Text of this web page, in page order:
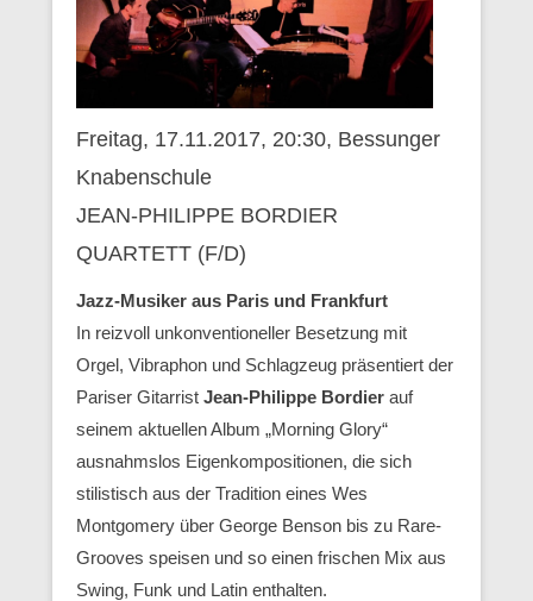
Freitag, 17.11.2017, 20:30, Bessunger
Knabenschule
JEAN-PHILIPPE BORDIER
QUARTETT (F/D)
Jazz-Musiker aus Paris und Frankfurt
In reizvoll unkonventioneller Besetzung mit
Orgel, Vibraphon und Schlagzeug präsentiert der
Pariser Gitarrist Jean-Philippe Bordier auf
seinem aktuellen Album „Morning Glory“
ausnahmslos Eigenkompositionen, die sich
stilistisch aus der Tradition eines Wes
Montgomery über George Benson bis zu Rare-
Grooves speisen und so einen frischen Mix aus
Swing, Funk und Latin enthalten.